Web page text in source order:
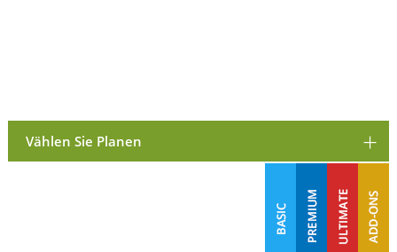
Vählen Sie Planen